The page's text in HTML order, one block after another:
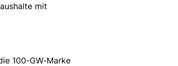
mit
100-GW-Marke